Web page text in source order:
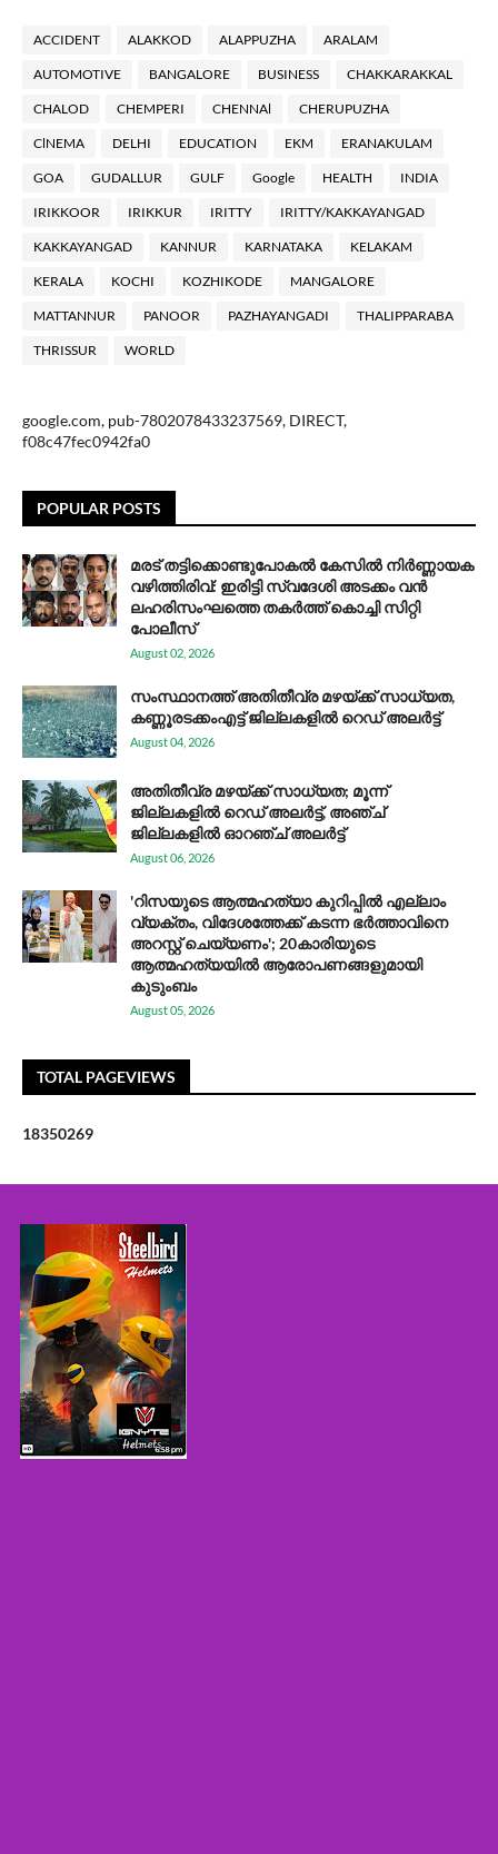
ACCIDENT ALAKKOD ALAPPUZHA ARALAM
AUTOMOTIVE BANGALORE BUSINESS CHAKKARAKKAL
CHALOD CHEMPERI CHENNAl CHERUPUZHA
ClNEMA DELHI EDUCATION EKM ERANAKULAM
GOA GUDALLUR GULF Google HEALTH INDIA
IRIKKOOR IRIKKUR IRITTY IRITTY/KAKKAYANGAD
KAKKAYANGAD KANNUR KARNATAKA KELAKAM
KERALA KOCHI KOZHIKODE MANGALORE
MATTANNUR PANOOR PAZHAYANGADI THALIPPARABA
THRISSUR WORLD
google.com, pub-7802078433237569, DIRECT,
f08c47fec0942fa0
POPULAR POSTS
മരട് തട്ടിക്കൊണ്ടുപോകൽ കേസിൽ നിർണ്ണായക
വഴിത്തിരിവ്: ഇരിട്ടി സ്വദേശി അടക്കം വൻ
ലഹരിസംഘത്തെ തകർത്ത് കൊച്ചി സിറ്റി
പോലീസ്
August 02, 2026
സം​സ്ഥാ​ന​ത്ത് അ​തി​തീ​വ്ര മ​ഴ​യ്ക്ക് സാ​ധ്യ​ത,
കണ്ണൂരടക്കംഎ​ട്ട് ജി​ല്ല​ക​ളി​ൽ റെ​ഡ് അ​ലർ​ട്ട്
August 04, 2026
അതിതീവ്ര മഴയ്ക്ക് സാധ്യത; മൂന്ന്
ജില്ലകളിൽ റെഡ് അലർട്ട്, അഞ്ച്
ജില്ലകളിൽ ഓറഞ്ച് അലർട്ട്
August 06, 2026
'റിസയുടെ ആത്മഹത്യാ കുറിപ്പിൽ എല്ലാം
വ്യക്തം, വിദേശത്തേക്ക് കടന്ന ഭർത്താവിനെ
അറസ്റ്റ് ചെയ്യണം'; 20കാരിയുടെ
ആത്മഹത്യയിൽ ആരോപണങ്ങളുമായി
കുടുംബം
August 05, 2026
TOTAL PAGEVIEWS
18350269